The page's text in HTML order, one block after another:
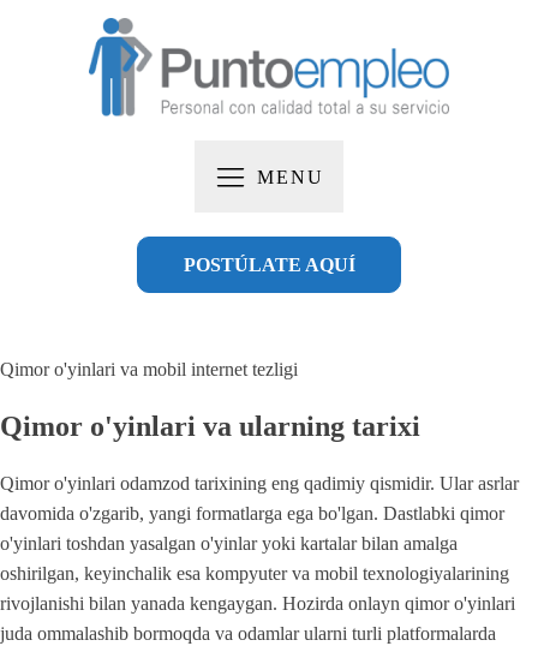
MENU
POSTÚLATE AQUÍ
Qimor o'yinlari va mobil internet tezligi
Qimor o'yinlari va ularning tarixi
Qimor o'yinlari odamzod tarixining eng qadimiy qismidir. Ular asrlar
davomida o'zgarib, yangi formatlarga ega bo'lgan. Dastlabki qimor
o'yinlari toshdan yasalgan o'yinlar yoki kartalar bilan amalga
oshirilgan, keyinchalik esa kompyuter va mobil texnologiyalarining
rivojlanishi bilan yanada kengaygan. Hozirda onlayn qimor o'yinlari
juda ommalashib bormoqda va odamlar ularni turli platformalarda